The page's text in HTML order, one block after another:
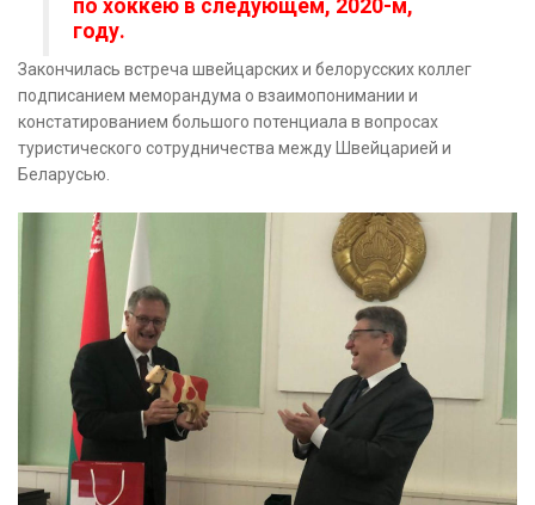
по хоккею в следующем, 2020-м,
году.
Закончилась встреча швейцарских и белорусских коллег
подписанием меморандума о взаимопонимании и
констатированием большого потенциала в вопросах
туристического сотрудничества между Швейцарией и
Беларусью.